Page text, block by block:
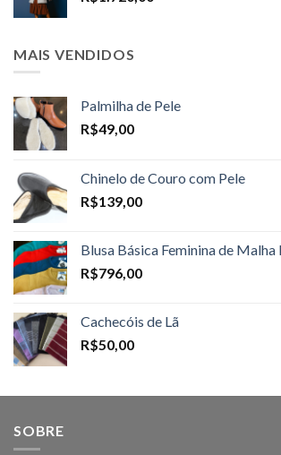
MAIS VENDIDOS
Palmilha de Pele
R$49,00
Chinelo de Couro com Pele
R$139,00
Blusa Básica Feminina de Malha
R$796,00
Cachecóis de Lã
R$50,00
SOBRE